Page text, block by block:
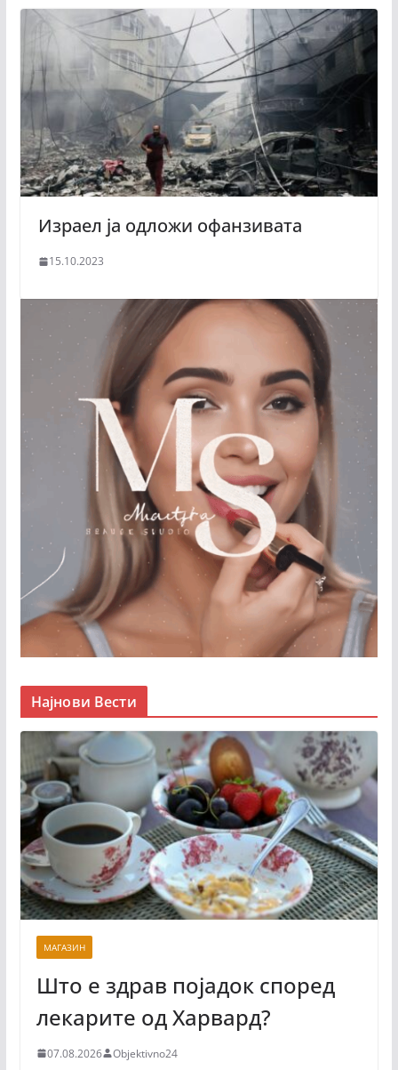
Израел ја одложи офанзивата
15.10.2023
Најнови Вести
МАГАЗИН
Што е здрав појадок според
лекарите од Харвард?
07.08.2026 Objektivno24